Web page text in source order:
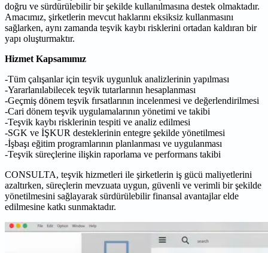
doğru ve sürdürülebilir bir şekilde kullanılmasına destek olmaktadır.
Amacımız, şirketlerin mevcut haklarını eksiksiz kullanmasını
sağlarken, aynı zamanda teşvik kaybı risklerini ortadan kaldıran bir
yapı oluşturmaktır.
Hizmet Kapsamımız
-Tüm çalışanlar için teşvik uygunluk analizlerinin yapılması
-Yararlanılabilecek teşvik tutarlarının hesaplanması
-Geçmiş dönem teşvik fırsatlarının incelenmesi ve değerlendirilmesi
-Cari dönem teşvik uygulamalarının yönetimi ve takibi
-Teşvik kaybı risklerinin tespiti ve analiz edilmesi
-SGK ve İŞKUR desteklerinin entegre şekilde yönetilmesi
-İşbaşı eğitim programlarının planlanması ve uygulanması
-Teşvik süreçlerine ilişkin raporlama ve performans takibi
CONSULTA, teşvik hizmetleri ile şirketlerin iş gücü maliyetlerini
azaltırken, süreçlerin mevzuata uygun, güvenli ve verimli bir şekilde
yönetilmesini sağlayarak sürdürülebilir finansal avantajlar elde
edilmesine katkı sunmaktadır.